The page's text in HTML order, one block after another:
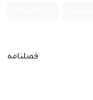
فصلنامه